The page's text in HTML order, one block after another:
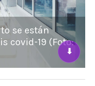
se están
covid-19 (Foto:
⬇